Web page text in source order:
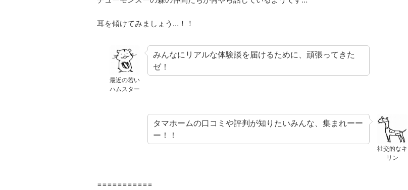
耳を傾けてみましょう…！！
最近の若い
ハムスター
みんなにリアルな体験談を届けるために、頑張ってきた
ゼ！
社交的なキ
リン
タマホームの口コミや評判が知りたいみんな、集まれーー
ー！！
===========